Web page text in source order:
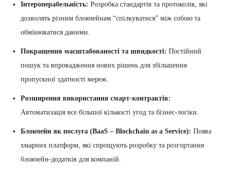
Інтероперабельність: Розробка стандартів та протоколів, які
дозволять різним блокчейнам “спілкуватися” між собою та
обмінюватися даними.
Покращення масштабованості та швидкості: Постійний
пошук та впровадження нових рішень для збільшення
пропускної здатності мереж.
Розширення використання смарт-контрактів:
Автоматизація все більшої кількості угод та бізнес-логіки.
Блокчейн як послуга (BaaS – Blockchain as a Service): Поява
хмарних платформ, які спрощують розробку та розгортання
блокчейн-додатків для компаній.